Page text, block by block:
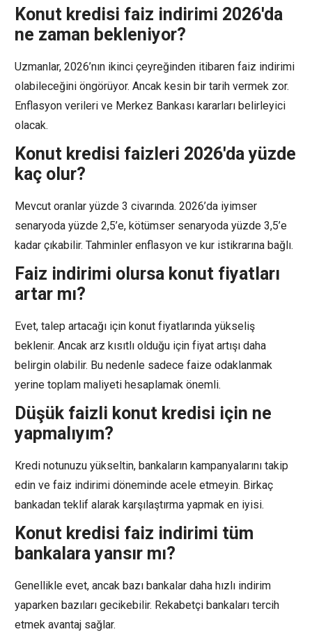
Konut kredisi faiz indirimi 2026'da
ne zaman bekleniyor?
Uzmanlar, 2026’nın ikinci çeyreğinden itibaren faiz indirimi
olabileceğini öngörüyor. Ancak kesin bir tarih vermek zor.
Enflasyon verileri ve Merkez Bankası kararları belirleyici
olacak.
Konut kredisi faizleri 2026'da yüzde
kaç olur?
Mevcut oranlar yüzde 3 civarında. 2026’da iyimser
senaryoda yüzde 2,5’e, kötümser senaryoda yüzde 3,5’e
kadar çıkabilir. Tahminler enflasyon ve kur istikrarına bağlı.
Faiz indirimi olursa konut fiyatları
artar mı?
Evet, talep artacağı için konut fiyatlarında yükseliş
beklenir. Ancak arz kısıtlı olduğu için fiyat artışı daha
belirgin olabilir. Bu nedenle sadece faize odaklanmak
yerine toplam maliyeti hesaplamak önemli.
Düşük faizli konut kredisi için ne
yapmalıyım?
Kredi notunuzu yükseltin, bankaların kampanyalarını takip
edin ve faiz indirimi döneminde acele etmeyin. Birkaç
bankadan teklif alarak karşılaştırma yapmak en iyisi.
Konut kredisi faiz indirimi tüm
bankalara yansır mı?
Genellikle evet, ancak bazı bankalar daha hızlı indirim
yaparken bazıları gecikebilir. Rekabetçi bankaları tercih
etmek avantaj sağlar.